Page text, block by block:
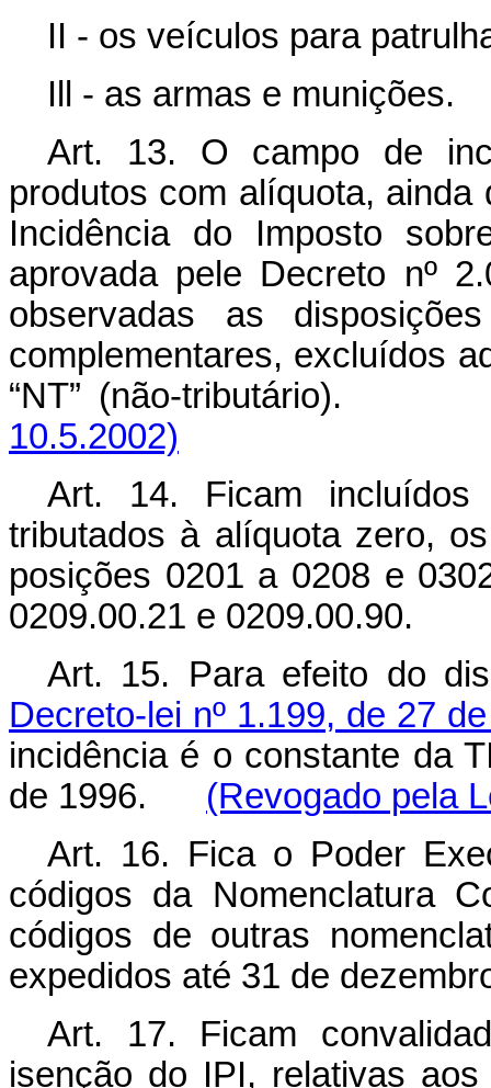
II - os veículos para
Ill - as armas e munições.
Art. 13. O campo de
produtos com alíquota, ainda
Incidência do Imposto
aprovada pele Decreto nº
observadas as
complementares, excluídos
“NT” (não-
10.5.2002)
Art. 14. Ficam
tributados à alíquota zero,
posições 0201 a 0208 e
0209.00.21 e 0209.00.90.
Art. 15. Para efeito do
Decreto-lei nº 1.199, de 27
incidência é o constante da
de 1996. (Revogado pela
Art. 16. Fica o Poder
códigos da Nomenclatura
códigos de outras
expedidos até 31 de
Art. 17. Ficam
isenção do IPI, relativas